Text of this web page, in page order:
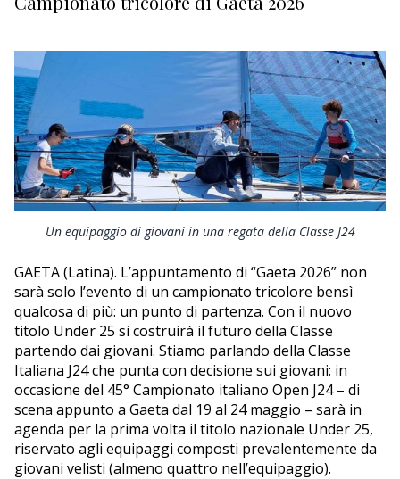
EDITORIALI
Un equipaggio di giovani in una regata della Classe J24
GAETA (Latina). L’appuntamento di “Gaeta 2026” non
sarà solo l’evento di un campionato tricolore bensì
qualcosa di più: un punto di partenza. Con il nuovo
titolo Under 25 si costruirà il futuro della Classe
partendo dai giovani. Stiamo parlando della Classe
Italiana J24 che punta con decisione sui giovani: in
occasione del 45° Campionato italiano Open J24 – di
scena appunto a Gaeta dal 19 al 24 maggio – sarà in
agenda per la prima volta il titolo nazionale Under 25,
riservato agli equipaggi composti prevalentemente da
giovani velisti (almeno quattro nell’equipaggio).